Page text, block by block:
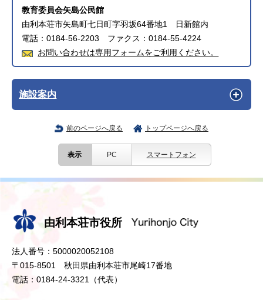
教育委員会矢島公民館
由利本荘市矢島町七日町字羽坂64番地1 日新館内
電話：0184-56-2203 ファクス：0184-55-4224
お問い合わせは専用フォームをご利用ください。
施設案内
前のページへ戻る トップページへ戻る
表示 PC スマートフォン
由利本荘市役所
法人番号：5000020052108
〒015-8501 秋田県由利本荘市尾崎17番地
電話：0184-24-3321（代表）